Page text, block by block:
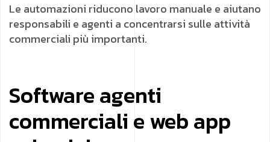
Le automazioni riducono lavoro manuale e aiutano
responsabili e agenti a concentrarsi sulle attività
commerciali più importanti.
Software agenti
commerciali e web app